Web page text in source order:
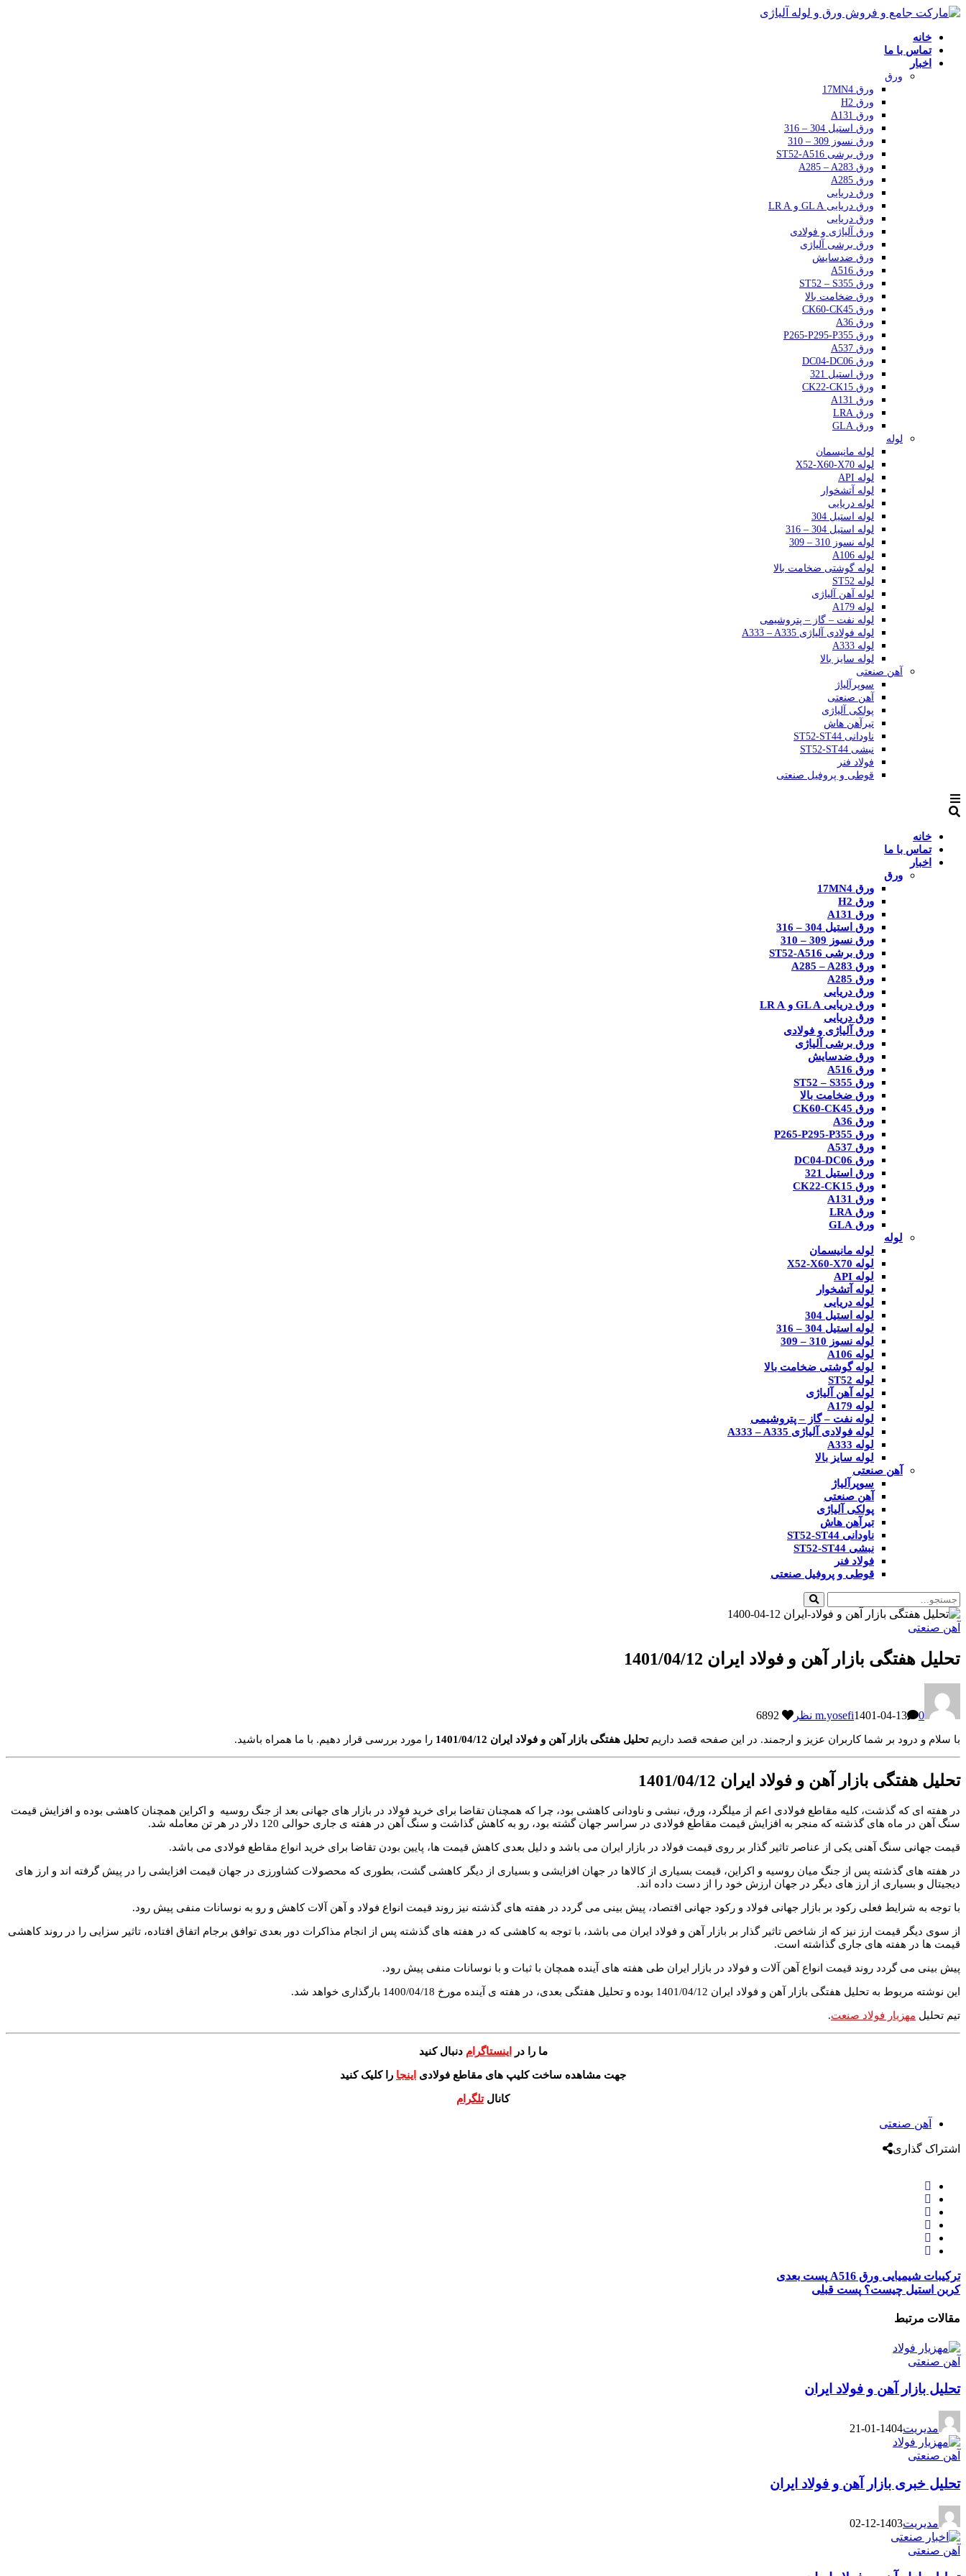
خانه
تماس با ما
اخبار
ورق
ورق 17MN4
ورق H2
ورق A131
ورق استیل 304 – 316
ورق نسوز 309 – 310
ورق برشی ST52-A516
ورق A285 – A283
ورق A285
ورق دریایی
ورق دریایی GL A و LR A
ورق دریایی
ورق آلیاژی و فولادی
ورق برشی آلیاژی
ورق ضدسایش
ورق A516
ورق ST52 – S355
ورق ضخامت بالا
ورق CK60-CK45
ورق A36
ورق P265-P295-P355
ورق A537
ورق DC04-DC06
ورق استیل 321
ورق CK22-CK15
ورق A131
ورق LRA
ورق GLA
لوله
لوله مانیسمان
لوله X52-X60-X70
لوله API
لوله آتشخوار
لوله دریایی
لوله استیل 304
لوله استیل 304 – 316
لوله نسوز 310 – 309
لوله A106
لوله گوشتی ضخامت بالا
لوله ST52
لوله آهن آلیاژی
لوله A179
لوله نفت – گاز – پتروشیمی
لوله فولادی آلیاژی A333 – A335
لوله A333
لوله سایز بالا
آهن صنعتی
سوپرآلیاژ
آهن صنعتی
پولکی آلیاژی
تیرآهن هاش
ناودانی ST52-ST44
نبشی ST52-ST44
فولاد فنر
قوطی و پروفیل صنعتی
خانه
تماس با ما
اخبار
ورق
ورق 17MN4
ورق H2
ورق A131
ورق استیل 304 – 316
ورق نسوز 309 – 310
ورق برشی ST52-A516
ورق A285 – A283
ورق A285
ورق دریایی
ورق دریایی GL A و LR A
ورق دریایی
ورق آلیاژی و فولادی
ورق برشی آلیاژی
ورق ضدسایش
ورق A516
ورق ST52 – S355
ورق ضخامت بالا
ورق CK60-CK45
ورق A36
ورق P265-P295-P355
ورق A537
ورق DC04-DC06
ورق استیل 321
ورق CK22-CK15
ورق A131
ورق LRA
ورق GLA
لوله
لوله مانیسمان
لوله X52-X60-X70
لوله API
لوله آتشخوار
لوله دریایی
لوله استیل 304
لوله استیل 304 – 316
لوله نسوز 310 – 309
لوله A106
لوله گوشتی ضخامت بالا
لوله ST52
لوله آهن آلیاژی
لوله A179
لوله نفت – گاز – پتروشیمی
لوله فولادی آلیاژی A333 – A335
لوله A333
لوله سایز بالا
آهن صنعتی
سوپرآلیاژ
آهن صنعتی
پولکی آلیاژی
تیرآهن هاش
ناودانی ST52-ST44
نبشی ST52-ST44
فولاد فنر
قوطی و پروفیل صنعتی
آهن صنعتی
تحلیل هفتگی بازار آهن و فولاد ایران 1401/04/12
m.yosefi1401-04-13 0 نظر
با سلام و درود بر شما کاربران عزیز و ارجمند. در این صفحه قصد داریمتحلیل هفتگی بازار آهن و فولاد ایران 1401/04/12 را مورد بررسی قرار دهیم. با ما همراه باشید.
تحلیل هفتگی بازار آهن و فولاد ایران 1401/04/12
در هفته ای که گذشت، کلیه مقاطع فولادی اعم از میلگرد، ورق، نبشی و ناودانی کاهشی بود، چرا که همچنان تقاضا برای خرید فولاد در بازار های جهانی بعد از جنگ روسیه و اکراین همچنان کاهشی بوده و افزایش قیمت
سنگ آهن در ماه های گذشته که منجر به افزایش قیمت مقاطع فولادی در سراسر جهان گشته بود، رو به کاهش گذاشت و سنگ آهن در هفته ی جاری حوالی 120 دلار در هر تن معامله شد.
قیمت جهانی سنگ آهنی یکی از عناصر تاثیر گذار بر روی قیمت فولاد در بازار ایران می باشد و دلیل بعدی کاهش قیمت ها، پایین بودن تقاضا برای خرید انواع مقاطع فولادی می باشد.
در هفته های گذشته پس از جنگ میان روسیه و اکراین، قیمت بسیاری از کالاها در جهان افزایشی و بسیاری از دیگر کاهشی گشت، بطوری که محصولات کشاورزی در جهان قیمت افزایشی را در پیش گرفته اند و ارز های
دیجیتال و بسیاری از ارز های دیگر در جهان ارزش خود را از دست داده اند.
با توجه به شرایط فعلی رکود بر بازار جهانی فولاد و رکود جهانی اقتصاد، پیش بینی می گردد در هفته های گذشته نیز روند قیمت انواع فولاد و آهن آلات کاهش و رو به نوسانات منفی پیش رود.
از سوی دیگر قیمت ارز نیز که از شاخص تاثیر گذار بر بازار آهن و فولاد ایران می باشد، با توجه به کاهشی که در هفته های گذشته پس از انجام مذاکرات دور بعدی توافق برجام اتفاق افتاده، تاثیر سزایی را در روند کاهشی
قیمت ها در هفته های جاری گذاشته است.
پیش بینی می گردد روند قیمت انواع آهن آلات و فولاد در بازار ایران طی هفته های آینده همچان با ثبات و با نوسانات منفی پیش رود.
این نوشته مربوط به تحلیل هفتگی بازار آهن و فولاد ایران 1401/04/12 بوده و تحلیل هفتگی بعدی، در هفته ی آینده مورخ 1400/04/18 بارگذاری خواهد شد.
تیم تحلیل مهزیار فولاد صنعت.
ما را در اینستاگرام دنبال کنید
جهت مشاهده ساخت کلیپ های مقاطع فولادی اینجا را کلیک کنید
کانالتلگرام
آهن صنعتی
اشتراک گذاری
ترکیبات شیمیایی ورق A516
پست بعدی
کربن استیل چیست؟ پست قبلی
مقالات مرتبط
آهن صنعتی
تحلیل بازار آهن و فولاد ایران
مدیریت1404-01-21
آهن صنعتی
تحلیل خبری بازار آهن و فولاد ایران
مدیریت1403-12-02
آهن صنعتی